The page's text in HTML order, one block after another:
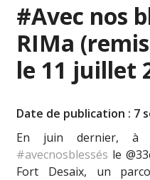
#Avec nos
RIMa
le 11 juillet
Date de publication : 7
En juin dernier, à
#avecnosblessés le
Fort Desaix, un